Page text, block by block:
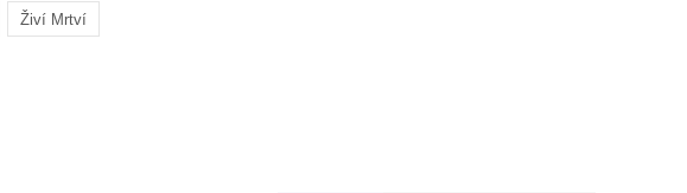
Živí Mrtví